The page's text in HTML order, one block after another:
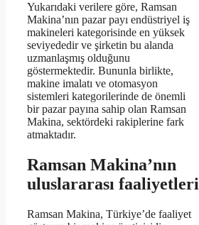
Yukarıdaki verilere göre, Ramsan
Makina’nın pazar payı endüstriyel iş
makineleri kategorisinde en yüksek
seviyededir ve şirketin bu alanda
uzmanlaşmış olduğunu
göstermektedir. Bununla birlikte,
makine imalatı ve otomasyon
sistemleri kategorilerinde de önemli
bir pazar payına sahip olan Ramsan
Makina, sektördeki rakiplerine fark
atmaktadır.
Ramsan Makina’nın
uluslararası faaliyetleri
Ramsan Makina, Türkiye’de faaliyet